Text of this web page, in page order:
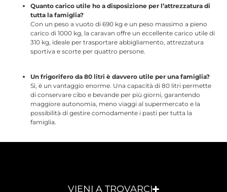
Quanto carico utile ho a disposizione per l’attrezzatura di
tutta la famiglia?
Con un peso a vuoto di 690 kg e un peso massimo a pieno
carico di 1000 kg, la caravan offre un eccellente carico utile di
310 kg, ideale per trasportare abbigliamento, attrezzatura
sportiva e scorte per quattro persone.
Un frigorifero da 80 litri è davvero utile per una famiglia?
Sì, è un vantaggio enorme. Una capacità di 80 litri permette
di conservare cibo e bevande per più giorni, garantendo
maggiore autonomia, meno viaggi al supermercato e la
possibilità di gestire comodamente i pasti per tutta la
famiglia.
VIENI A TROVARCI